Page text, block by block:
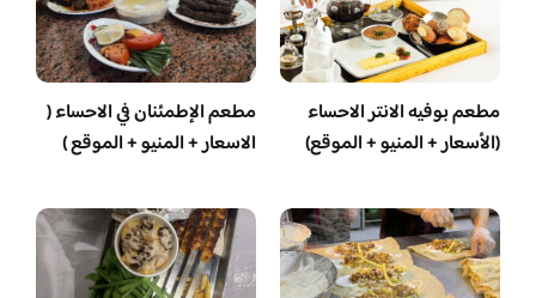
مطعم بوفيه الانتر الاحساء
(الأسعار + المنيو + الموقع)
مطعم الإطمئنان في الاحساء (
الاسعار + المنيو + الموقع )